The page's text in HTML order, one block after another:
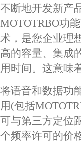
不断地开发新产
MOTOTRBO功
术，是您企业理
高的容量、集成
用时间。这意味
将语音和数据功
用(包括
可与第三方定位
个频率许可的价